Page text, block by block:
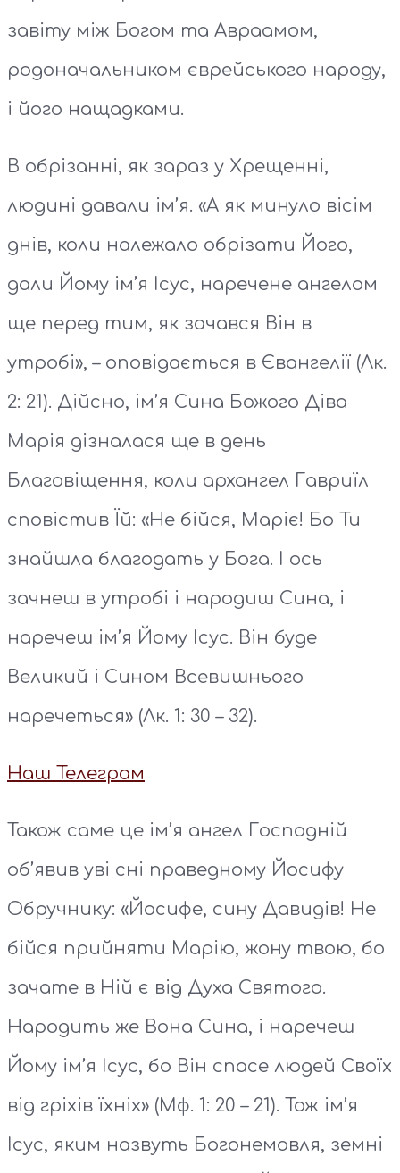
завіту між Богом та Авраамом,
родоначальником єврейського народу,
і його нащадками.
В обрізанні, як зараз у Хрещенні,
людині давали ім’я. «А як минуло вісім
днів, коли належало обрізати Його,
дали Йому ім’я Ісус, наречене ангелом
ще перед тим, як зачався Він в
утробі», – оповідається в Євангелії (Лк.
2: 21). Дійсно, ім’я Сина Божого Діва
Марія дізналася ще в день
Благовіщення, коли архангел Гавриїл
сповістив Їй: «Не бійся, Маріє! Бо Ти
знайшла благодать у Бога. І ось
зачнеш в утробі і народиш Сина, і
наречеш ім’я Йому Ісус. Він буде
Великий і Сином Всевишнього
наречеться» (Лк. 1: 30 – 32).
Наш Телеграм
Також саме це ім’я ангел Господній
об’явив уві сні праведному Йосифу
Обручнику: «Йосифе, сину Давидів! Не
бійся прийняти Марію, жону твою, бо
зачате в Ній є від Духа Святого.
Народить же Вона Сина, і наречеш
Йому ім’я Ісус, бо Він спасе людей Своїх
від гріхів їхніх» (Мф. 1: 20 – 21). Тож ім’я
Ісус, яким назвуть Богонемовля, земні